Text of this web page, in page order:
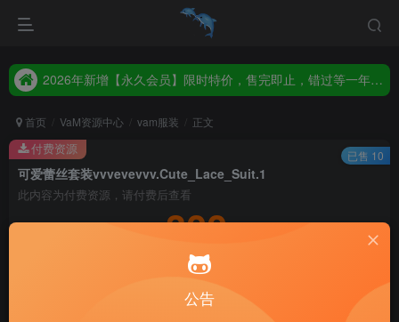
2026年新增【永久会员】限时特价，售完即止，错过等一年！！！
2026年新增【永久会员】限时特价，售完即止，错过等一年！！！
首页 VaM资源中心 vam服装 正文
可爱蕾丝套装vvvevevvv.Cute_Lace_Suit.1
此内容为付费资源，请付费后查看
300
付费资源 已售 10
公告